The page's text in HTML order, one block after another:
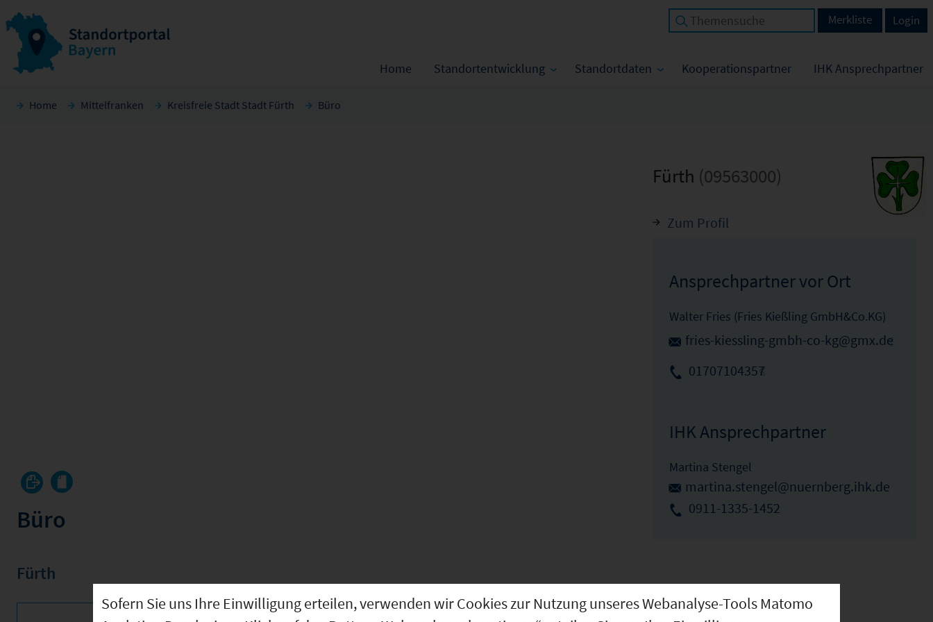
Home Standortentwicklung Standortdaten Kooperationspartner IHK Ansprechpartner
Login
Merkliste
Home Mittelfranken Kreisfreie Stadt Stadt Fürth Büro
Büro
Fürth
Fürth (09563000)
Zum Profil
Ansprechpartner vor Ort
Walter Fries (Fries Kießling GmbH&Co.KG)
fries-kiessling-gmbh-co-kg@gmx.de
01707104357
IHK Ansprechpartner
Martina Stengel
martina.stengel@nuernberg.ihk.de
0911-1335-1452
Sofern Sie uns Ihre Einwilligung erteilen, verwenden wir Cookies zur Nutzung unseres Webanalyse-Tools Matomo